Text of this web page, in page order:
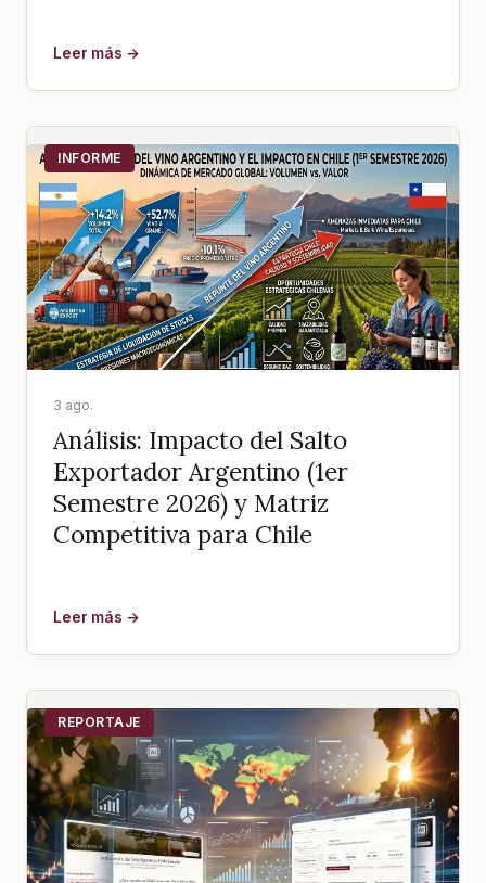
Leer más →
INFORME
3 ago.
Análisis: Impacto del Salto
Exportador Argentino (1er
Semestre 2026) y Matriz
Competitiva para Chile
Leer más →
REPORTAJE